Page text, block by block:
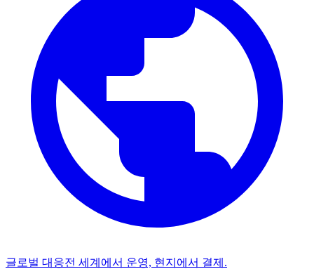
글로벌 대응전 세계에서 운영, 현지에서 결제.